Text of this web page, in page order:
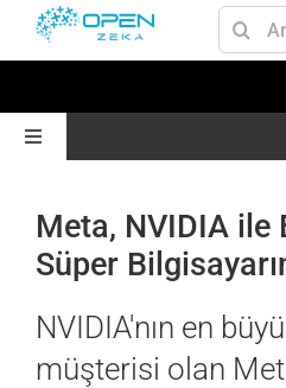
Ara:
Toggle
GEN AI
JETSON
Meta, NVIDIA ile
Süper
NVIDIA'nın en
müşterisi olan